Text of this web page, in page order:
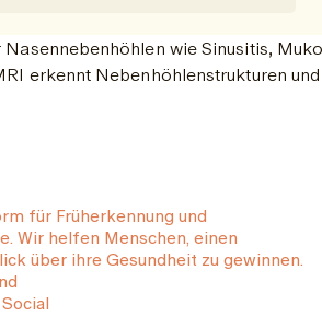
wie Sinusitis,
erkennt Nebenhöhlenstrukturen
für Früherkennung und
Wir helfen Menschen, einen
über ihre Gesundheit zu gewinnen.
Social